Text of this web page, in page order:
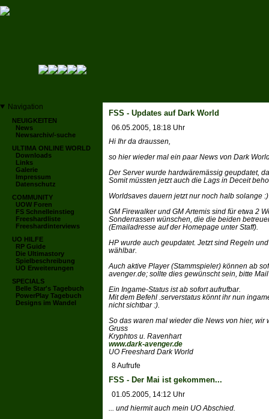
Navigation
NEUIGKEITEN
News
Newsarchiv/-suche
ULTIMA ONLINE WORLD
Downloads
Links
Galerie
Impressum
Datenschutz
COMMUNITY
UOW Foren
FS Schnelleinstieg
Freeshardliste
Freeshardinterviews
UO HILFE
RP Guide
Die Ultimastory
Spielbeschreibung
UO Erweiterungen
SPECIALS
Belle Star's Tagebuch
PowerPlay Tagebuch
Designs im Wandel
FSS - Updates auf Dark World
06.05.2005, 18:18 Uhr
Hi Ihr da draussen,
so hier wieder mal ein paar News von Dark
Der Server wurde hardwäremässig geupdatet,
Somit müssten jetzt auch die Lags in Deceit
Worldsaves dauern jetzt nur noch halb solange :)
GM Firewalker und GM Artemis sind für etwa 2
Sonderrassen wünschen, die die beiden
(Emailadresse auf der Homepage unter Staff).
HP wurde auch geupdatet. Jetzt sind Regeln
wählbar.
Auch aktive Player (Stammspieler) können ab
avenger.de; sollte dies gewünscht sein, bitte
Ein Ingame-Status ist ab sofort aufrufbar.
Mit dem Befehl .serverstatus könnt ihr nun
nicht sichtbar :).
So das waren mal wieder die News von hier,
Gruss
Kryphtos u. Ravenhart
www.dark-avenger.de
UO Freeshard Dark World
8 Aufrufe
FSS - Der Mai ist gekommen...
01.05.2005, 14:12 Uhr
... und hiermit auch mein UO Abschied.